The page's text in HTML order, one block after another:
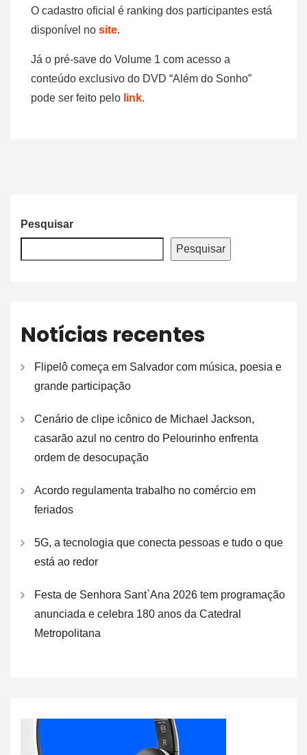
O cadastro oficial é ranking dos participantes está
disponível no site.
Já o pré-save do Volume 1 com acesso a
conteúdo exclusivo do DVD “Além do Sonho”
pode ser feito pelo link.
Pesquisar
Pesquisar
Notícias recentes
Flipelô começa em Salvador com música, poesia e
grande participação
Cenário de clipe icônico de Michael Jackson,
casarão azul no centro do Pelourinho enfrenta
ordem de desocupação
Acordo regulamenta trabalho no comércio em
feriados
5G, a tecnologia que conecta pessoas e tudo o que
está ao redor
Festa de Senhora Sant`Ana 2026 tem programação
anunciada e celebra 180 anos da Catedral
Metropolitana